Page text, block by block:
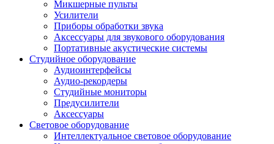
Микшерные пульты
Усилители
Приборы обработки звука
Аксессуары для звукового оборудования
Портативные акустические системы
Студийное оборудование
Аудиоинтерфейсы
Аудио-рекордеры
Студийные мониторы
Предусилители
Аксессуары
Световое оборудование
Интеллектуальное световое оборудование